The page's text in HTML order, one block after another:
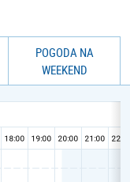
POGODA NA
WEEKEND